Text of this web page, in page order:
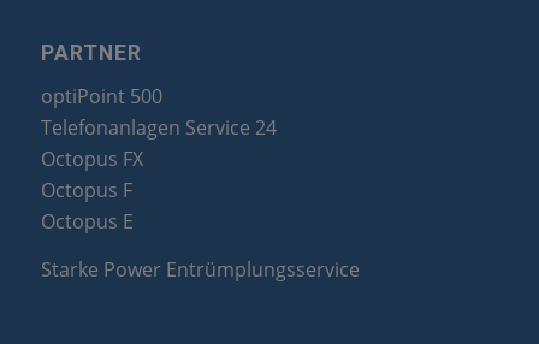
PARTNER
optiPoint 500
Telefonanlagen Service 24
Octopus FX
Octopus F
Octopus E
Starke Power Entrümplungsservice